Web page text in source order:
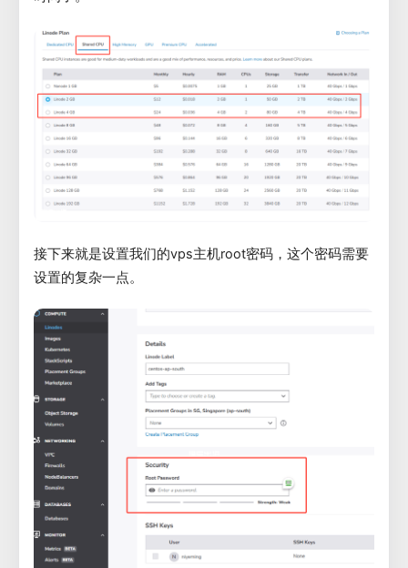
接下来就是设置我们的vps主机root密码，这个密码需要
设置的复杂一点。